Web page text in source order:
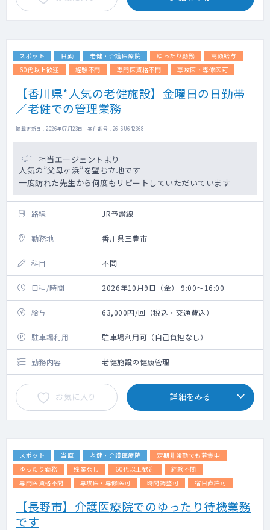
スポット 日勤 老健・介護医療院 ゆったり勤務
高額給与
60代以上歓迎
経験不問 専門医資格不問 専攻医・専修医可
【香川県*人気の老健施設】金曜日の日勤帯
／老健での管理業務
掲載更新日 : 2026年07月23日 案件番号 : 26-SU642368
担当エージェントより
人気の”父母ヶ浜”を望む立地です
一度訪れた先生から何度もリピートしていただいています
路線 JR予讃線
勤務地 香川県三豊市
科目 不問
日程/時間 2026年10月9日（金） 9:00～16:00
給与 63,000円/回（税込・交通費込）
駐車場利用 駐車場利用可（自己負担なし）
勤務内容 老健施設の健康管理
お気に入り 詳細をみる
スポット 当直 老健・介護医療院
定期非常勤でも募集中
ゆったり勤務
残業なし 60代以上歓迎
経験不問
専門医資格不問
専攻医・専修医可 時間調整可 宿日直許可
【長野市】介護医療院でのゆったり待機業務
です